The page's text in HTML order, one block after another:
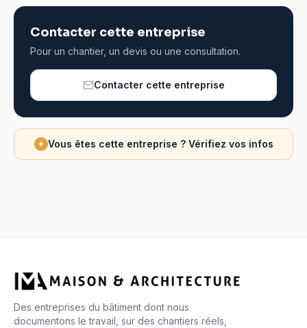
Contacter cette entreprise
Pour un chantier, un devis ou une consultation.
Contacter cette entreprise
✦ Vous êtes cette entreprise ? Vérifiez vos infos
Des entreprises du bâtiment dont nous
documentons le travail, sur des chantiers réels,